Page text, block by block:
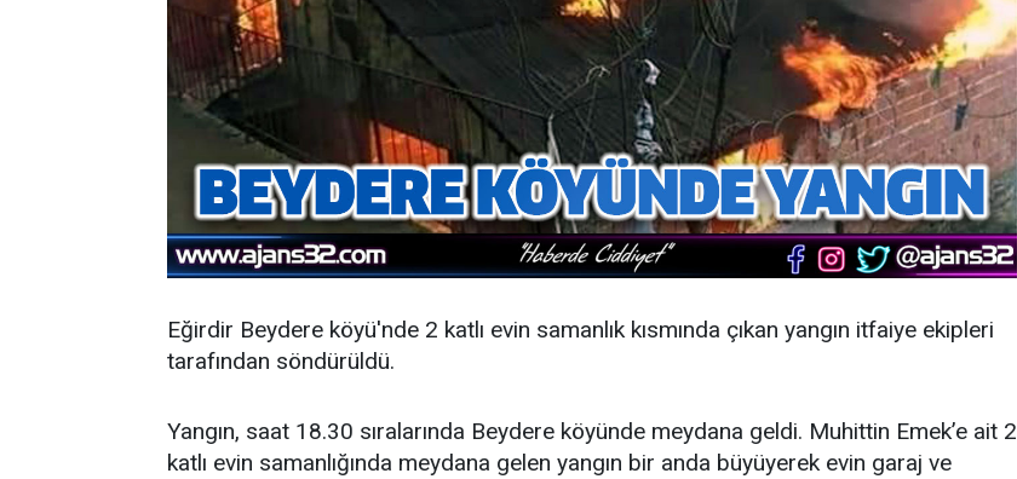
Eğirdir Beydere köyü'nde 2 katlı evin samanlık kısmında çıkan yangın itfaiye ekipleri
tarafından söndürüldü.
Yangın, saat 18.30 sıralarında Beydere köyünde meydana geldi. Muhittin Emek’e ait 2
katlı evin samanlığında meydana gelen yangın bir anda büyüyerek evin garaj ve